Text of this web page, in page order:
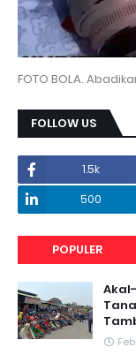
FOTO BOLA.
FOLLOW US
1.5k
500
POPULER